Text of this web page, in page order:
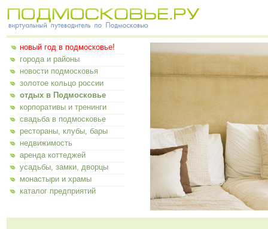
новый год в подмосковье!
города и районы
новости подмосковья
золотое кольцо россии
отдых в Подмосковье
корпоративы и тренинги
свадьба в подмосковье
рестораны, клубы, бары
недвижимость
аренда коттеджей
усадьбы, замки, дворцы
монастыри и храмы
каталог предприятий